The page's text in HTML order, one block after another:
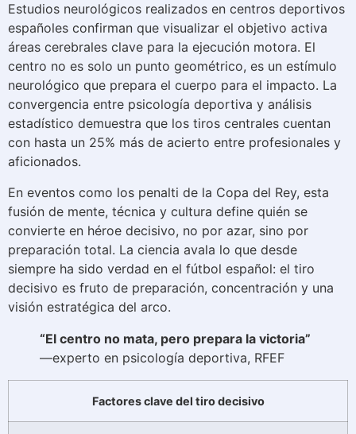
Estudios neurológicos realizados en centros deportivos
españoles confirman que visualizar el objetivo activa
áreas cerebrales clave para la ejecución motora. El
centro no es solo un punto geométrico, es un estímulo
neurológico que prepara el cuerpo para el impacto. La
convergencia entre psicología deportiva y análisis
estadístico demuestra que los tiros centrales cuentan
con hasta un 25% más de acierto entre profesionales y
aficionados.
En eventos como los penalti de la Copa del Rey, esta
fusión de mente, técnica y cultura define quién se
convierte en héroe decisivo, no por azar, sino por
preparación total. La ciencia avala lo que desde
siempre ha sido verdad en el fútbol español: el tiro
decisivo es fruto de preparación, concentración y una
visión estratégica del arco.
“El centro no mata, pero prepara la victoria”
—experto en psicología deportiva, RFEF
Factores clave del tiro decisivo